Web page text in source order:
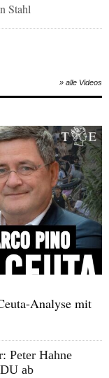
Stahl
» alle Videos
Analyse mit
Peter Hahne
ab